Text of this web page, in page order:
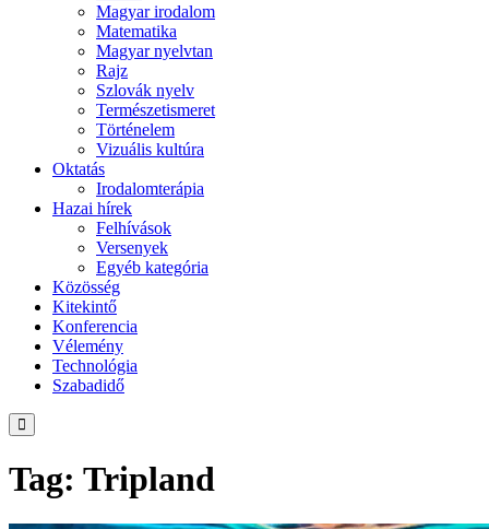
Magyar irodalom
Matematika
Magyar nyelvtan
Rajz
Szlovák nyelv
Természetismeret
Történelem
Vizuális kultúra
Oktatás
Irodalomterápia
Hazai hírek
Felhívások
Versenyek
Egyéb kategória
Közösség
Kitekintő
Konferencia
Vélemény
Technológia
Szabadidő
Tag: Tripland